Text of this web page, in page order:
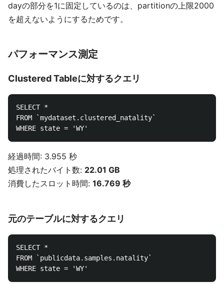
dayの部分を1に固定しているのは、partitionの上限2000
を超えないようにするためです。
パフォーマンス測定
Clustered Tableに対するクエリ
SELECT *
FROM `mydataset.clustered_natality`
経過時間: 3.955 秒
処理されたバイト数: 22.01 GB
消費したスロット時間: 16.769 秒
元のテーブルに対するクエリ
SELECT *
FROM `publicdata.samples.natality`